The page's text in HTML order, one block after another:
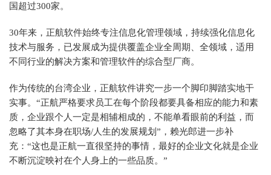
国超过300家。
30年来，正航软件始终专注信息化管理领域，持续强化信息化
技术与服务，已发展成为提供覆盖企业全周期、全领域，适用
不同行业的解决方案和管理软件的综合型厂商。
作为传统的台湾企业，正航软件讲究一步一个脚印脚踏实地干
实事。“正航严格要求员工在每个阶段都要具备相应的能力和素
质，企业跟个人一定是相辅相成的，不能单看眼前的利益，而
忽略了其本身在职场/人生的发展规划”，赖光郎进一步补
充：“这也是正航一直很坚持的事情，最好的企业文化就是企业
不断沉淀映衬在个人身上的一些品质。”